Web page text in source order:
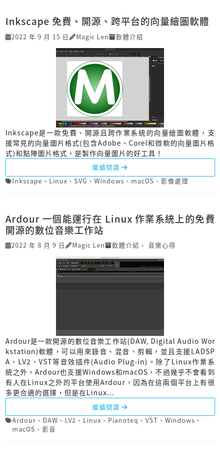
Inkscape 免費、開源、跨平台的向量繪圖軟體
2022 年 9 月 15 日 Magic Len 軟體介紹
Inkscape是一款免費、開源且跨作業系統的向量繪圖軟體，支
援常見的向量圖片格式(包含Adobe、Corel和微軟的向量圖片格
式)和點陣圖片格式，是製作向量圖片的好工具！
繼續閱讀
Inkscape 、 Linux 、 SVG 、 Windows 、 macOS 、 影像處理
Ardour 一個能運行在 Linux 作業系統上的免費
開源的數位音樂工作站
2022 年 8 月 9 日 Magic Len 軟體介紹 、 音樂心得
Ardour是一款開源的數位音樂工作站(DAW, Digital Audio Wor
kstation)軟體，可以用來錄音、混音、剪輯，並且支援LADSP
A、LV2、VST等音效插件(Audio Plug-in)。除了Linux作業系
統之外，Ardour也支援Windows和macOS，不過幾乎不會看到
有人在Linux之外的平台使用Ardour，因為在這兩個平台上有很
多更合適的選擇，但是在Linux...
繼續閱讀
Ardour 、 DAW 、 LV2 、 Linux 、 Pianoteq 、 VST 、 Windows 、
macOS 、 影音